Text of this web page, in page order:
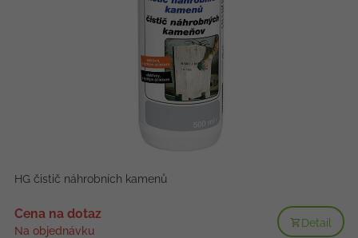
HG čistič náhrobních kamenů
Cena na dotaz
Na objednávku
Detail